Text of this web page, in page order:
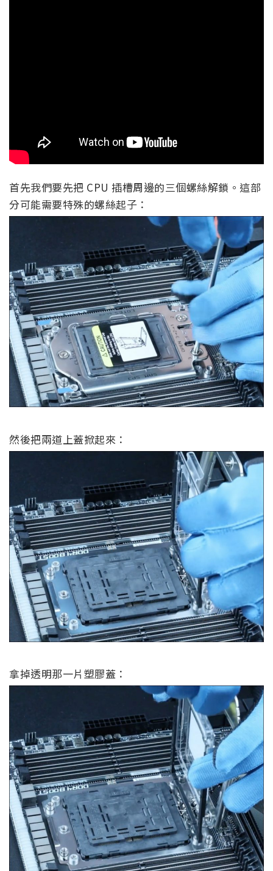
首先我們要先把 CPU 插槽周邊的三個螺絲解鎖。這部
分可能需要特殊的螺絲起子：
然後把兩道上蓋掀起來：
拿掉透明那一片塑膠蓋：